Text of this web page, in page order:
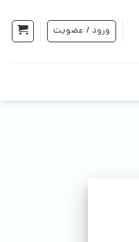
ورود / عضویت